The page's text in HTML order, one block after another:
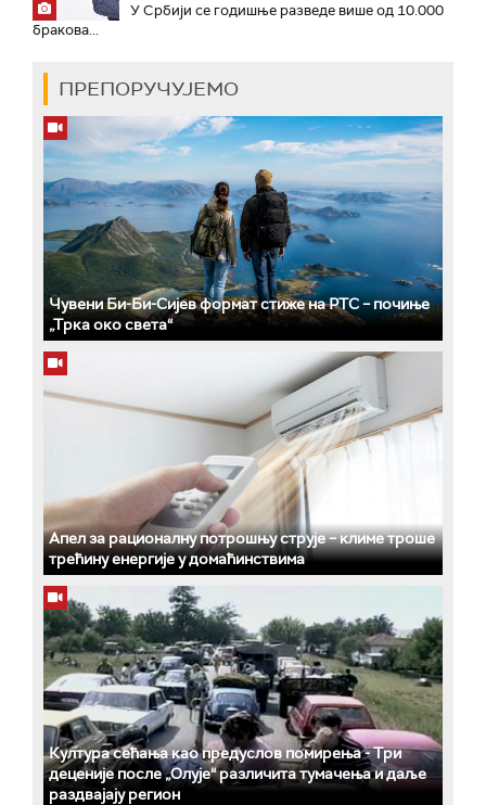
У Србији се годишње разведе више од 10.000
бракова...
ПРЕПОРУЧУЈЕМО
Чувени Би-Би-Сијев формат стиже на РТС – почиње
„Трка око света“
Апел за рационалну потрошњу струје – климе троше
трећину енергије у домаћинствима
Култура сећања као предуслов помирења ­- Три
деценије после „Олује“ различита тумачења и даље
раздвајају регион